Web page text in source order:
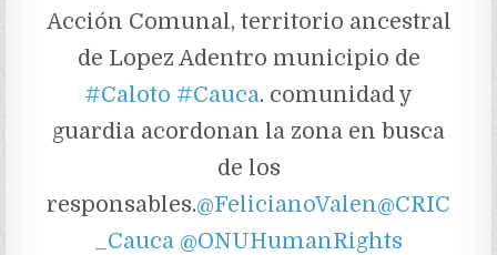
Acción Comunal, territorio ancestral
de Lopez Adentro municipio de
#Caloto #Cauca. comunidad y
guardia acordonan la zona en busca
de los
responsables.@FelicianoValen@CRIC
_Cauca @ONUHumanRights